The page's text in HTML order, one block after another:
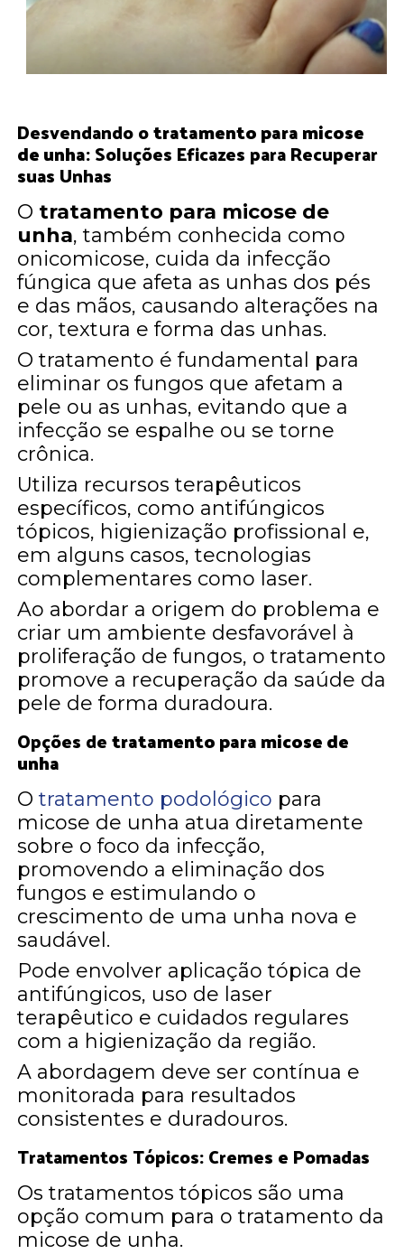
Desvendando otratamento para micose
de unha: Soluções Eficazes para Recuperar
suas Unhas
O tratamento para micose de
unha, também conhecida como
onicomicose, cuida da infecção
fúngica que afeta as unhas dos pés
e das mãos, causando alterações na
cor, textura e forma das unhas.
O tratamento é fundamental para
eliminar os fungos que afetam a
pele ou as unhas, evitando que a
infecção se espalhe ou se torne
crônica.
Utiliza recursos terapêuticos
específicos, como antifúngicos
tópicos, higienização profissional e,
em alguns casos, tecnologias
complementares como laser.
Ao abordar a origem do problema e
criar um ambiente desfavorável à
proliferação de fungos, o tratamento
promove a recuperação da saúde da
pele de forma duradoura.
Opções detratamento para micose de
unha
Otratamento podológico para
micose de unha atua diretamente
sobre o foco da infecção,
promovendo a eliminação dos
fungos e estimulando o
crescimento de uma unha nova e
saudável.
Pode envolver aplicação tópica de
antifúngicos, uso de laser
terapêutico e cuidados regulares
com a higienização da região.
A abordagem deve ser contínua e
monitorada para resultados
consistentes e duradouros.
Tratamentos Tópicos: Cremes e Pomadas
Os tratamentos tópicos são uma
opção comum para o tratamento da
micose de unha.